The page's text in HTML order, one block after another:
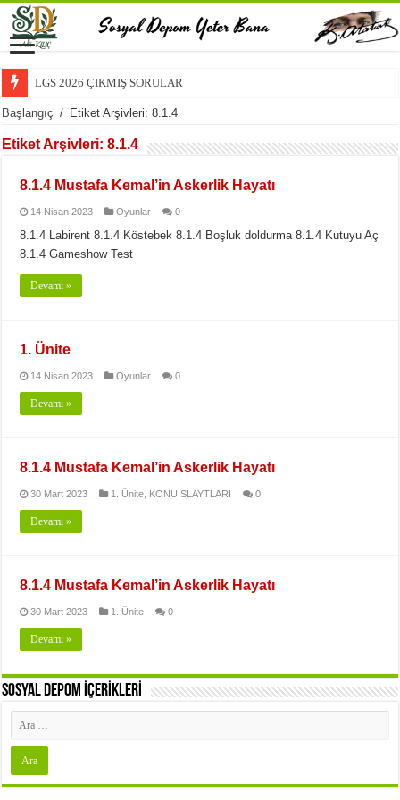
LGS 2026 ÇIKMIŞ SORULAR
Başlangıç / Etiket Arşivleri: 8.1.4
Etiket Arşivleri:8.1.4
8.1.4 Mustafa Kemal’in Askerlik Hayatı
14 Nisan 2023 Oyunlar 0
8.1.4 Labirent 8.1.4 Köstebek 8.1.4 Boşluk doldurma 8.1.4 Kutuyu Aç
8.1.4 Gameshow Test
Devamı »
1. Ünite
14 Nisan 2023 Oyunlar 0
Devamı »
8.1.4 Mustafa Kemal’in Askerlik Hayatı
30 Mart 2023 1. Ünite KONU SLAYTLARI 0
Devamı »
8.1.4 Mustafa Kemal’in Askerlik Hayatı
30 Mart 2023 1. Ünite 0
Devamı »
SOSYAL DEPOM İÇERİKLERİ